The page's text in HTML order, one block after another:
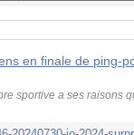
en finale de ping-
sportive a ses raisons